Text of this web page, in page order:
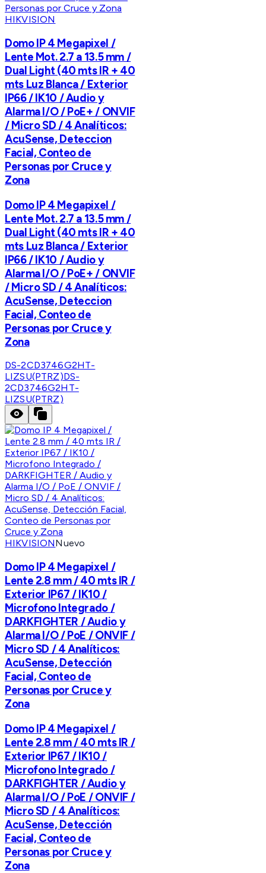
HIKVISION
Domo IP 4 Megapixel /
Lente Mot. 2.7 a 13.5 mm /
Dual Light (40 mts IR + 40
mts Luz Blanca / Exterior
IP66 / IK10 / Audio y
Alarma I/O / PoE+ / ONVIF
/ Micro SD / 4 Analíticos:
AcuSense, Deteccion
Facial, Conteo de
Personas por Cruce y
Zona
Domo IP 4 Megapixel /
Lente Mot. 2.7 a 13.5 mm /
Dual Light (40 mts IR + 40
mts Luz Blanca / Exterior
IP66 / IK10 / Audio y
Alarma I/O / PoE+ / ONVIF
/ Micro SD / 4 Analíticos:
AcuSense, Deteccion
Facial, Conteo de
Personas por Cruce y
Zona
DS-2CD3746G2HT-
LIZSU(PTRZ)DS-
2CD3746G2HT-
LIZSU(PTRZ)
HIKVISIONNuevo
Domo IP 4 Megapixel /
Lente 2.8 mm / 40 mts IR /
Exterior IP67 / IK10 /
Microfono Integrado /
DARKFIGHTER / Audio y
Alarma I/O / PoE / ONVIF /
Micro SD / 4 Analíticos:
AcuSense, Detección
Facial, Conteo de
Personas por Cruce y
Zona
Domo IP 4 Megapixel /
Lente 2.8 mm / 40 mts IR /
Exterior IP67 / IK10 /
Microfono Integrado /
DARKFIGHTER / Audio y
Alarma I/O / PoE / ONVIF /
Micro SD / 4 Analíticos:
AcuSense, Detección
Facial, Conteo de
Personas por Cruce y
Zona